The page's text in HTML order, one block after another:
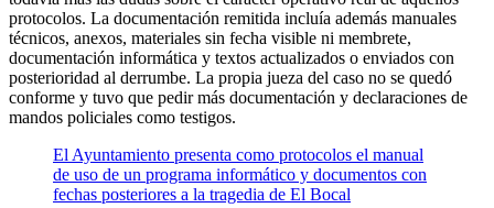
protocolos. La documentación remitida incluía además manuales
técnicos, anexos, materiales sin fecha visible ni membrete,
documentación informática y textos actualizados o enviados con
posterioridad al derrumbe. La propia jueza del caso no se quedó
conforme y tuvo que pedir más documentación y declaraciones de
mandos policiales como testigos.
El Ayuntamiento presenta como protocolos el manual
de uso de un programa informático y documentos con
fechas posteriores a la tragedia de El Bocal